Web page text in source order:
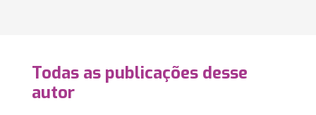
Todas as publicações desse
autor